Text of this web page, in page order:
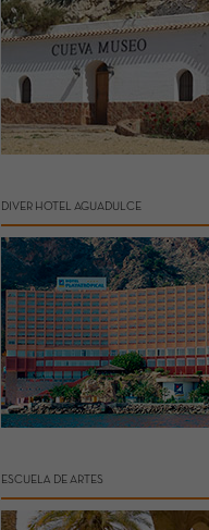
DIVER HOTEL AGUADULCE
ESCUELA DE ARTES